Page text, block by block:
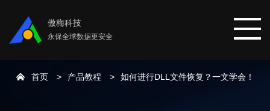
傲梅科技
永保全球数据更安全
首页首页 产品教程 如何进行DLL文件恢复？一文学会！